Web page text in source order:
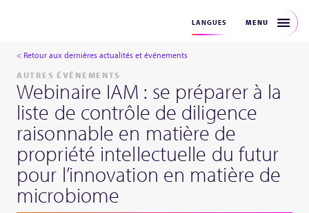
LANGUES MENU
< Retour aux dernières actualités et événements
AUTRES ÉVÉNEMENTS
Webinaire IAM : se préparer à la
liste de contrôle de diligence
raisonnable en matière de
propriété intellectuelle du futur
pour l’innovation en matière de
microbiome